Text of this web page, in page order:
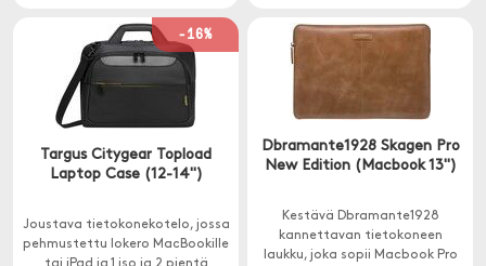
-16%
Targus Citygear Topload
Laptop Case (12-14")
Joustava tietokonekotelo, jossa
pehmustettu lokero MacBookille
Dbramante1928 Skagen Pro
New Edition (Macbook 13")
Kestävä Dbramante1928
kannettavan tietokoneen
laukku, joka sopii Macbook Pro